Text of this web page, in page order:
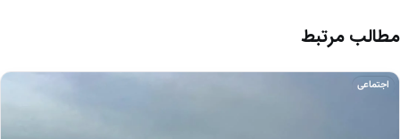
مطالب مرتبط
اجتماعی